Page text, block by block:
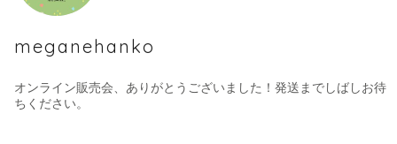
meganehanko
オンライン販売会、ありがとうございました！発送までしばしお待
ちください。